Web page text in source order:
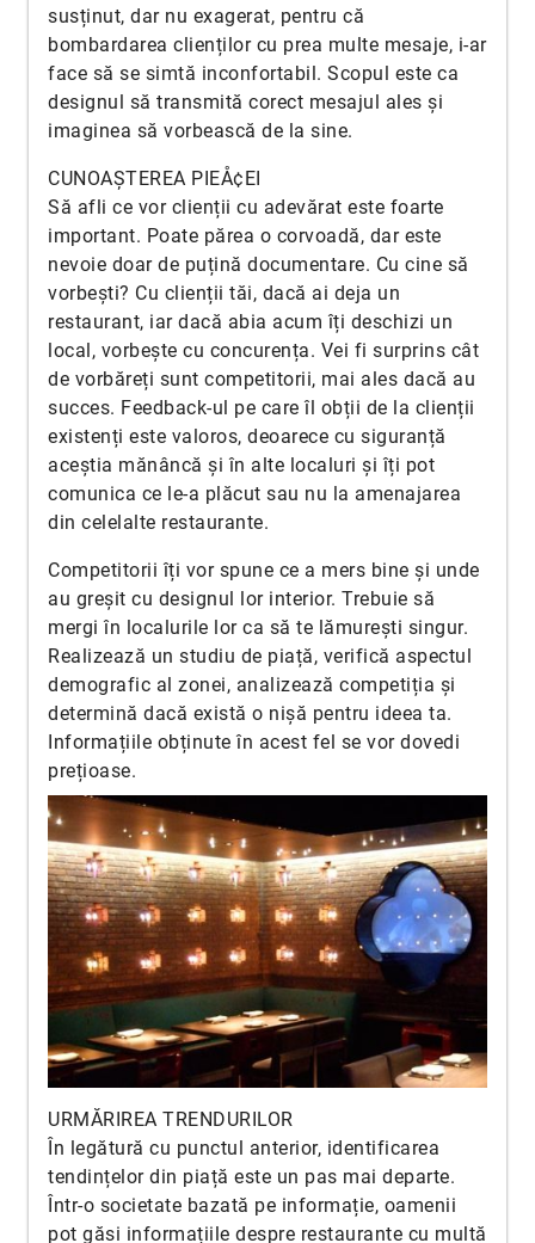
susținut, dar nu exagerat, pentru că
bombardarea clienților cu prea multe mesaje, i-ar
face să se simtă inconfortabil. Scopul este ca
designul să transmită corect mesajul ales și
imaginea să vorbească de la sine.
CUNOAȘTEREA PIEÅ¢EI
Să afli ce vor clienții cu adevărat este foarte
important. Poate părea o corvoadă, dar este
nevoie doar de puțină documentare. Cu cine să
vorbești? Cu clienții tăi, dacă ai deja un
restaurant, iar dacă abia acum îți deschizi un
local, vorbește cu concurența. Vei fi surprins cât
de vorbăreți sunt competitorii, mai ales dacă au
succes. Feedback-ul pe care îl obții de la clienții
existenți este valoros, deoarece cu siguranță
aceștia mănâncă și în alte localuri și îți pot
comunica ce le-a plăcut sau nu la amenajarea
din celelalte restaurante.
Competitorii îți vor spune ce a mers bine și unde
au greșit cu designul lor interior. Trebuie să
mergi în localurile lor ca să te lămurești singur.
Realizează un studiu de piață, verifică aspectul
demografic al zonei, analizează competiția și
determină dacă există o nișă pentru ideea ta.
Informațiile obținute în acest fel se vor dovedi
prețioase.
URMĂRIREA TRENDURILOR
În legătură cu punctul anterior, identificarea
tendințelor din piață este un pas mai departe.
Într-o societate bazată pe informație, oamenii
pot găsi informațiile despre restaurante cu multă